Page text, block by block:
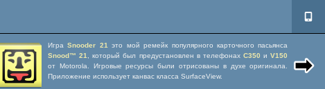
ИграSnooder 21
это мой ремейк популярного карточного пасьянса
Snood™ 21
, который был предустановлен в телефонахC350 иV150
от Motorola. Игровые ресурсы были отрисованы в духе оригинала.
Приложение использует канвас класса SurfaceView.